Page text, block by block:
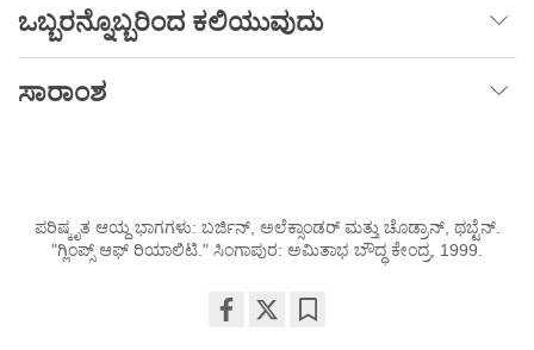
ಒಬ್ಬರನ್ನೊಬ್ಬರಿಂದ ಕಲಿಯುವುದು
ಸಾರಾಂಶ
ಪರಿಷ್ಕೃತ ಆಯ್ದ ಭಾಗಗಳು: ಬರ್ಜಿನ್, ಅಲೆಕ್ಸಾಂಡರ್ ಮತ್ತು ಚೊಡ್ರಾನ್, ಥಬ್ಟೆನ್.
"ಗ್ಲಿಂಪ್ಸ್ ಆಫ್ ರಿಯಾಲಿಟಿ." ಸಿಂಗಾಪುರ: ಅಮಿತಾಭ ಬೌದ್ಧ ಕೇಂದ್ರ, 1999.